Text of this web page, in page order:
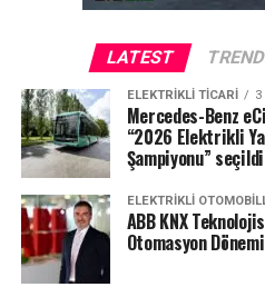
takip edilebiliyor. 46mm,
dikkat çeken seri, 14 güne
kullanıcıları yarı yolda
LATEST
ELEKTRIKLI TICARI 3
Mercedes-Benz
“2026 Elektrikli
Şampiyonu” seçildi
ELEKTRIKLI
ABB KNX
Otomasyon